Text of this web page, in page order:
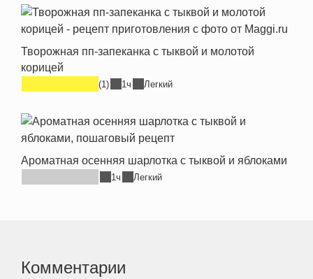
Творожная пп-запеканка с тыквой и молотой
корицей
(1) 1ч Легкий
Ароматная осенняя шарлотка с тыквой и яблоками
1ч Легкий
Комментарии